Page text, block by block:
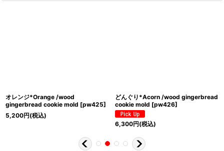
オレンジ*Orange /wood
gingerbread cookie mold [pw425]
5,200円(税込)
どんぐり*Acorn /wood gingerbread
cookie mold [pw426]
6,300円(税込)